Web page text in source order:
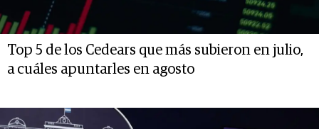
Top 5 de los Cedears que más subieron en julio,
a cuáles apuntarles en agosto